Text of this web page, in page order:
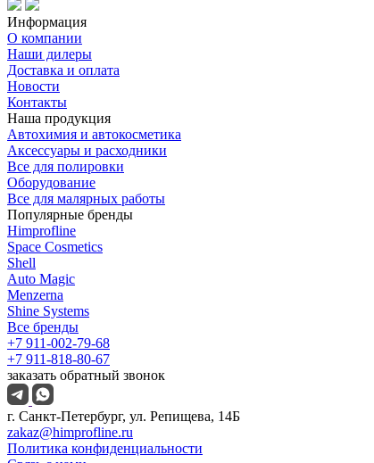
Информация
О компании
Наши дилеры
Доставка и оплата
Новости
Контакты
Наша продукция
Автохимия и автокосметика
Аксессуары и расходники
Все для полировки
Оборудование
Все для малярных работы
Популярные бренды
Himprofline
Space Cosmetics
Shell
Auto Magic
Menzerna
Shine Systems
Все бренды
+7 911-002-79-68
+7 911-818-80-67
заказать обратный звонок
г. Санкт-Петербург, ул. Репищева, 14Б
zakaz@himprofline.ru
Политика конфиденциальности